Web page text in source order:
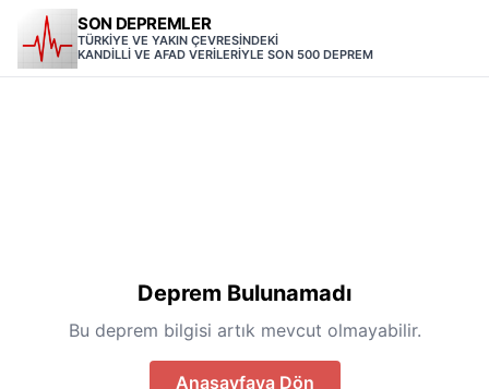
SON DEPREMLER
TÜRKİYE VE YAKIN ÇEVRESİNDEKİ
KANDİLLİ VE AFAD VERİLERİYLE SON 500 DEPREM
Deprem Bulunamadı
Bu deprem bilgisi artık mevcut olmayabilir.
Anasayfaya Dön